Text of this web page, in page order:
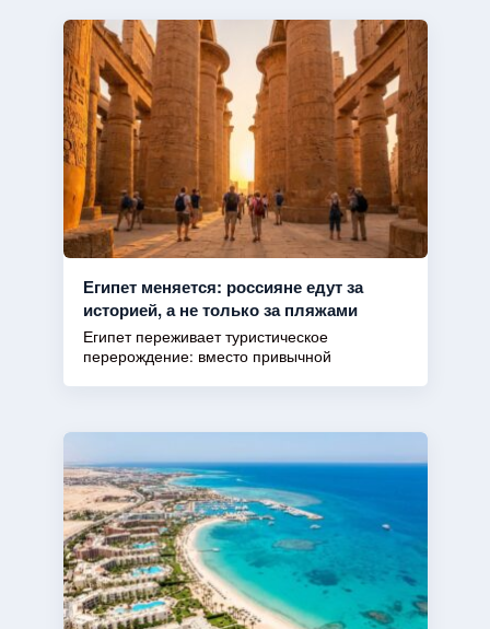
Египет меняется: россияне едут за
историей, а не только за пляжами
Египет переживает туристическое
перерождение: вместо привычной